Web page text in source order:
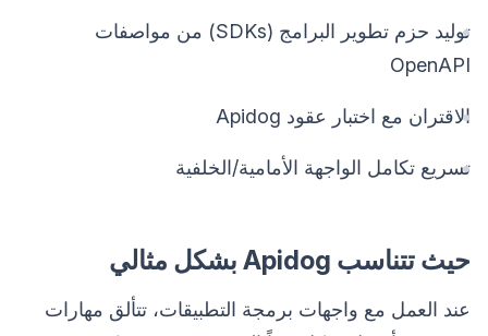
توليد حزم تطوير البرامج (SDKs) من مواصفات
OpenAPI
الاقتران مع اختبار عقود Apidog
تسريع تكامل الواجهة الأمامية/الخلفية
حيث تتناسب Apidog بشكل مثالي
عند العمل مع واجهات برمجة التطبيقات، تتألق مهارات